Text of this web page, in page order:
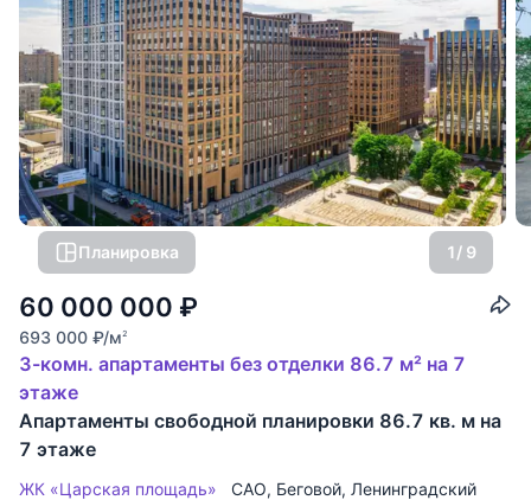
Планировка 1/ 9
60 000 000 ₽
693 000 ₽/м2
3-комн. апартаменты без отделки 86.7 м² на 7
этаже
Апартаменты свободной планировки 86.7 кв. м на
7 этаже
ЖК «Царская площадь» САО, Беговой, Ленинградский